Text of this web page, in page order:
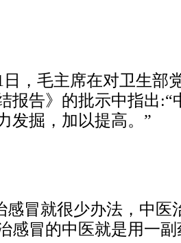
，毛主席在对卫生部
报告》的批示中指出:“
发掘，加以提高。”
冒就很少办法，中医
感冒的中医就是用一副